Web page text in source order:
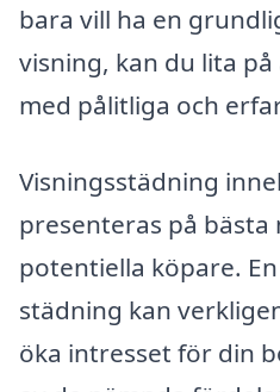
bara vill ha en
visning, kan du lita
med pålitliga och
Visningsstädning
presenteras på
potentiella köpare.
städning kan
öka intresset för din